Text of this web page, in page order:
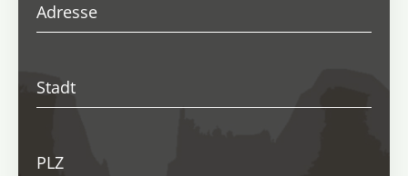
Adresse
Stadt
PLZ